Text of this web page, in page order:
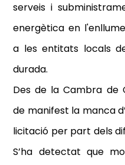
serveis i
energètica en
a les entitats locals
durada.
Des de la Cambra de
de manifest la manca
licitació per part dels
S’ha detectat que